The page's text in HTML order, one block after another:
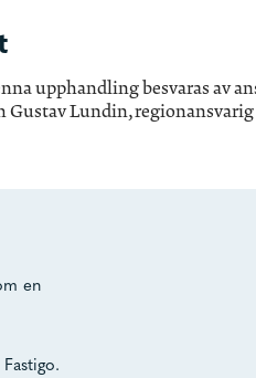
upphandling besvaras av
Gustav Lundin, regionansvarig
en